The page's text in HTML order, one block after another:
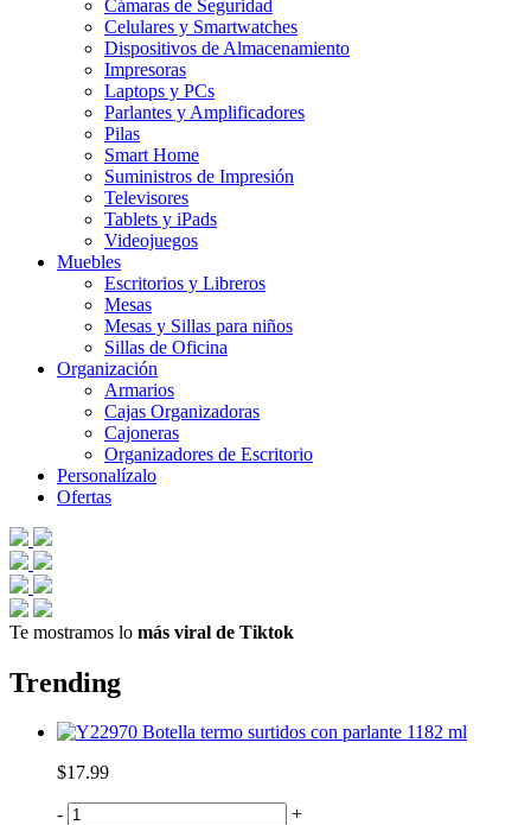
Cámaras de Seguridad
Celulares y Smartwatches
Dispositivos de Almacenamiento
Impresoras
Laptops y PCs
Parlantes y Amplificadores
Pilas
Smart Home
Suministros de Impresión
Televisores
Tablets y iPads
Videojuegos
Muebles
Escritorios y Libreros
Mesas
Mesas y Sillas para niños
Sillas de Oficina
Organización
Armarios
Cajas Organizadoras
Cajoneras
Organizadores de Escritorio
Personalízalo
Ofertas
Te mostramos lo más viral de Tiktok
Trending
Botella termo surtidos con parlante 1182 ml
$17.99
-
+